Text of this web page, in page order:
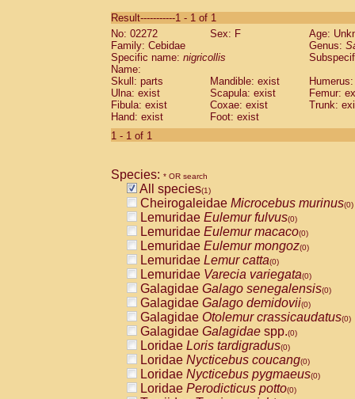
CebidaeSaguinus labiatus(0)
Cebidae Saguinus leucopus (0)
Cebidae
CebidaeSaguinus mystax
Cebidae Saguinus nigricollis (1)
Cebidae Saguinus oedipus
Cebidae Saguinus weddelli
Cebidae Saguinusspp.
Cebidae
CebidaeCebus capucinus
CebidaeCebus nigrivittatus
CebidaeCebus spp.(0)
CebidaeSaimiri boliviensis(0)
CebidaeSaimiri sciureus(0)
AtelidaeAlouatta caraya(0)
AtelidaeAlouatta fusca(0)
AtelidaeAlouatta seniculus(0)
AtelidaeAlouattaspp.(0)
AtelidaeAteles belzebuth(0)
AtelidaeAteles geoffroyi(0)
AtelidaeAteles paniscus(0)
AtelidaeAtelesspp.(0)
AtelidaeLagothrix lagothricha(0)
AtelidaeLagothrix lagothricha cana
PitheciidaeCacajao calvus
Result-----------1 - 1 of 1
No: 02272
Sex: F
Age:
Family: Cebidae
Genus:
Specific name: nigricollis
Name:
Skull: parts
Mandible: exist
Ulna: exist
Scapula: exist
Femur:
Fibula: exist
Coxae: exist
Trunk:
Hand: exist
Foot: exist
1 - 1 of 1
Species: * OR search
All species(1)
Cheirogaleidae Microcebus murinus(0)
Lemuridae Eulemur fulvus(0)
Lemuridae Eulemur macaco(0)
Lemuridae Eulemur mongoz(0)
Lemuridae Lemur catta(0)
Lemuridae Varecia variegata(0)
Galagidae Galago senegalensis(0)
Galagidae Galago demidovii(0)
Galagidae Otolemur crassicaudatus(0)
Galagidae Galagidae spp.(0)
Loridae Loris tardigradus(0)
Loridae Nycticebus coucang(0)
Loridae Nycticebus pygmaeus(0)
Loridae Perodicticus potto(0)